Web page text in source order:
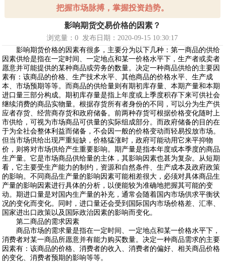
把握市场脉搏，掌握投资趋势。
影响期货交易价格的因素？
浏览量：0 发布日期：2020-09-15 10:30:17
影响期货价格的因素有很多，主要分为以下几种：第一商品的供给
因素供给是指在一定时间、一定地点和某一价格水平下，生产者或卖者
愿意并可能提供的某种商品或劳务的数量。决定一种商品供给的主要因
素有：该商品的价格、生产技术水平、其他商品的价格水平、生产成
本、市场预期等等。而商品的供给量则有期初库存量、本期产量和本期
进口量三部分构成。期初库存量是指上年度或上季度积存下来可供社会
继续消费的商品实物量。根据存货所有者身份的不同，可以分为生产供
应者存货、经营商存货和政府储备。前两种存货可根据价格变化随时上
市供给，可视为市场商品可供量的实际组成部分。而政府储备的目的在
于为全社会整体利益而储备，不会因一般的价格变动而轻易投放市场。
但当市场供给出现严重短缺，价格猛涨时，政府可能动用它来平抑物
价，则将对市场供给产生重要影响。期产量是指本年度或本季度的商品
生产量。它是市场商品供给量的主体，其影响因素也甚为复杂。从短期
看，它主要受生产能力的制约，资源和自然条件、生产成本及政府政策
的影响。不同商品生产量的影响因素可能相差很大，必须对具体商品生
产量的影响因素进行具体的分析，以便能较为准确地把握其可能的变
动。期进口量是对国内生产量的补充，通常会随着国内市场供求平衡状
况的变化而变化。同时，进口量还会受到国际国内市场价格差、汇率、
国家进出口政策以及国际政治因素的影响而变化。
第二商品的需求因素
商品市场的需求量是指在一定时间、一定地点和某一价格水平下，
消费者对某一商品所愿意并有能力购买数量。决定一种商品需求的主要
因素有：该商品的价格、消费者的收入、消费者的偏好、相关商品价格
的变化、消费者预期的影响等等。